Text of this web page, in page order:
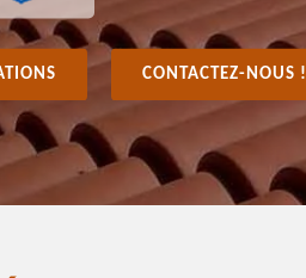
CONTACTEZ-NOUS !